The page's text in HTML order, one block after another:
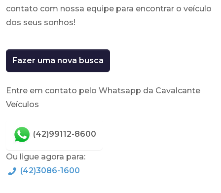
contato com nossa equipe para encontrar o veículo
dos seus sonhos!
Fazer uma nova busca
Entre em contato pelo Whatsapp da Cavalcante
Veículos
(42)99112-8600
Ou ligue agora para:
(42)3086-1600